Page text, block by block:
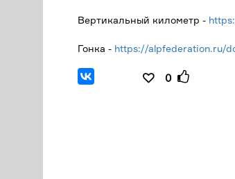
Вертикальный километр -
Гонка - https://alpfederation.ru/
0